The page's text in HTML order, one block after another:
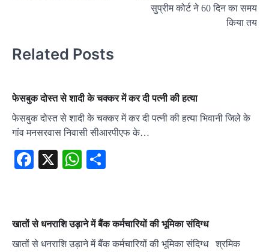
सुप्रीम कोर्ट ने 60 दिन का समय
किया तय
Related Posts
फेसबुक दोस्त से शादी के चक्कर में कर दी पत्नी की हत्या
फेसबुक दोस्त से शादी के चक्कर में कर दी पत्नी की हत्या भिवानी जिले के
गांव मनसरवास निवासी सीआरपीएफ के…
Facebook
X WhatsApp
खातों से धनराशि उड़ाने में बैंक कर्मचारियों की भूमिका संदिग्ध
खातों से धनराशि उड़ाने में बैंक कर्मचारियों की भूमिका संदिग्ध श्रमिक